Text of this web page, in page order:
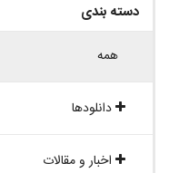
دسته بندی
همه
دانلودها
اخبار و مقالات